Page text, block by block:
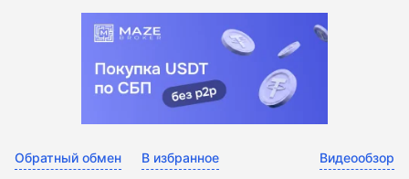
Обратный обмен В избранное Видеообзор